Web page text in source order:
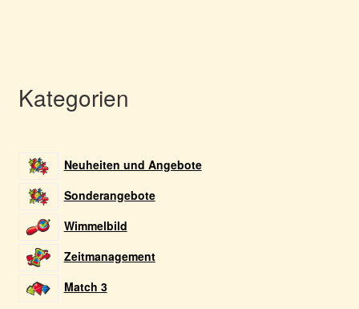
Kategorien
Neuheiten und Angebote
Sonderangebote
Wimmelbild
Zeitmanagement
Match 3